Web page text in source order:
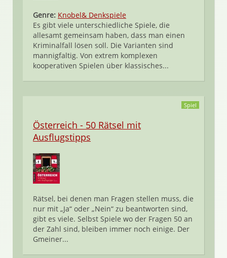
Genre: Knobel& Denkspiele
Es gibt viele unterschiedliche Spiele, die
allesamt gemeinsam haben, dass man einen
Kriminalfall lösen soll. Die Varianten sind
mannigfaltig. Von extrem komplexen
kooperativen Spielen über klassisches...
Spiel
Österreich - 50 Rätsel mit
Ausflugstipps
Rätsel, bei denen man Fragen stellen muss, die
nur mit „Ja“ oder „Nein“ zu beantworten sind,
gibt es viele. Selbst Spiele wo der Fragen 50 an
der Zahl sind, bleiben immer noch einige. Der
Gmeiner...